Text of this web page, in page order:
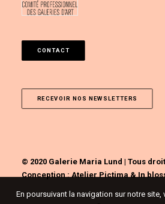
CONTACT
RECEVOIR NOS NEWSLETTERS
© 2020 Galerie Maria Lund | Tous
Conception :Atelier Pictima&In
En poursuivant la navigation sur notre